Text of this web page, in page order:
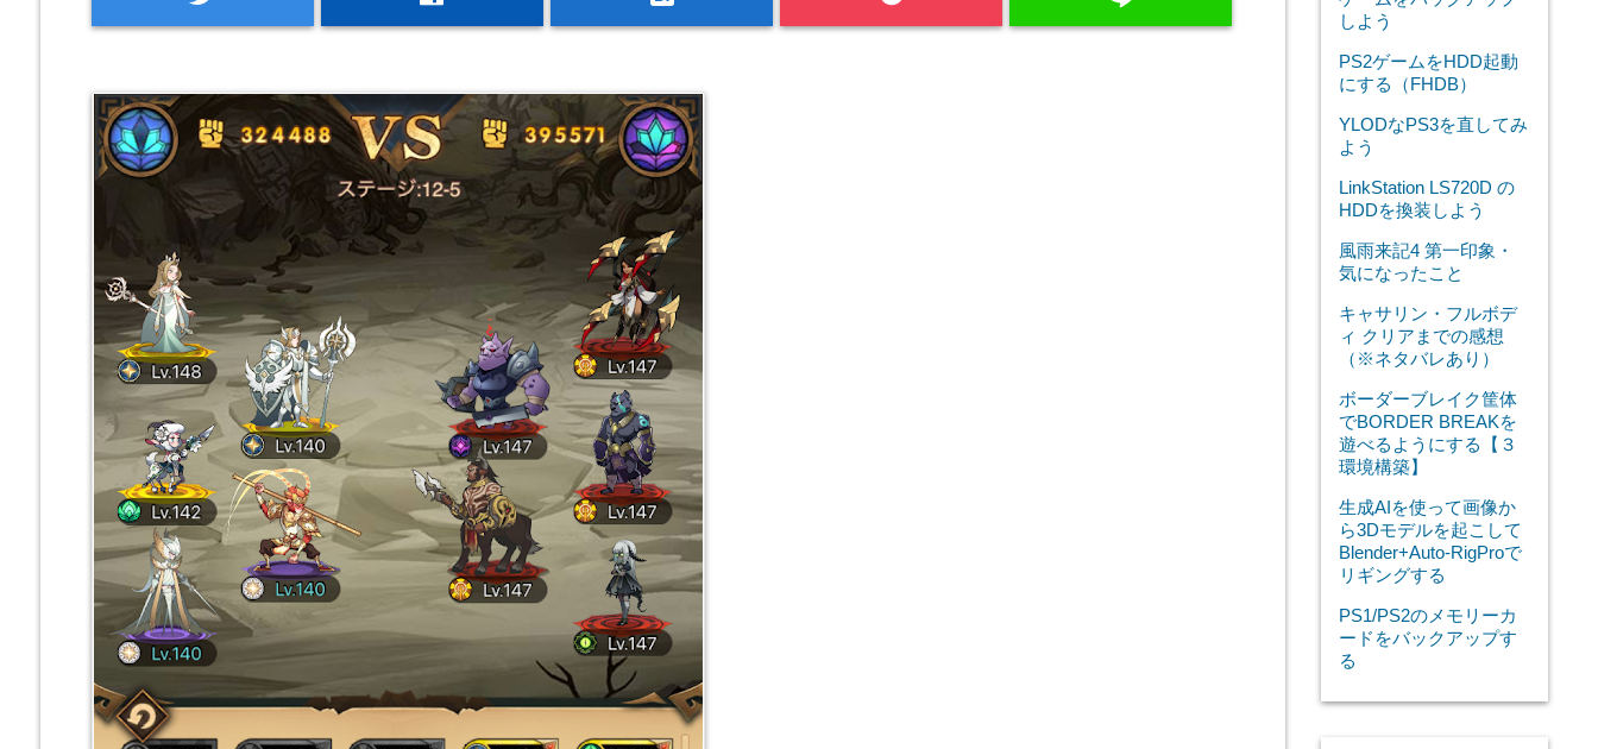
しよう
PS2ゲームをHDD起動
にする（FHDB）
YLODなPS3を直してみ
よう
LinkStation LS720D の
HDDを換装しよう
風雨来記4 第一印象・
気になったこと
キャサリン・フルボデ
ィ クリアまでの感想
（※ネタバレあり）
ボーダーブレイク筐体
でBORDER BREAKを
遊べるようにする【３
環境構築】
生成AIを使って画像か
ら3Dモデルを起こして
Blender+Auto-RigProで
リギングする
PS1/PS2のメモリーカ
ードをバックアップす
る